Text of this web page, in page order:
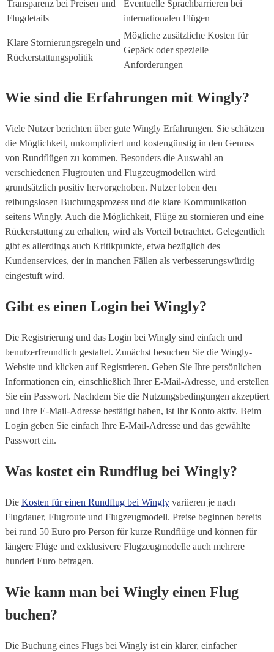
Transparenz bei Preisen und
Flugdetails
Eventuelle Sprachbarrieren bei
internationalen Flügen
Klare Stornierungsregeln und
Rückerstattungspolitik
Mögliche zusätzliche Kosten für
Gepäck oder spezielle
Anforderungen
Wie sind die Erfahrungen mit Wingly?
Viele Nutzer berichten über gute Wingly Erfahrungen. Sie schätzen
die Möglichkeit, unkompliziert und kostengünstig in den Genuss
von Rundflügen zu kommen. Besonders die Auswahl an
verschiedenen Flugrouten und Flugzeugmodellen wird
grundsätzlich positiv hervorgehoben. Nutzer loben den
reibungslosen Buchungsprozess und die klare Kommunikation
seitens Wingly. Auch die Möglichkeit, Flüge zu stornieren und eine
Rückerstattung zu erhalten, wird als Vorteil betrachtet. Gelegentlich
gibt es allerdings auch Kritikpunkte, etwa bezüglich des
Kundenservices, der in manchen Fällen als verbesserungswürdig
eingestuft wird.
Gibt es einen Login bei Wingly?
Die Registrierung und das Login bei Wingly sind einfach und
benutzerfreundlich gestaltet. Zunächst besuchen Sie die Wingly-
Website und klicken auf Registrieren. Geben Sie Ihre persönlichen
Informationen ein, einschließlich Ihrer E-Mail-Adresse, und erstellen
Sie ein Passwort. Nachdem Sie die Nutzungsbedingungen akzeptiert
und Ihre E-Mail-Adresse bestätigt haben, ist Ihr Konto aktiv. Beim
Login geben Sie einfach Ihre E-Mail-Adresse und das gewählte
Passwort ein.
Was kostet ein Rundflug bei Wingly?
Die Kosten für einen Rundflug bei Wingly variieren je nach
Flugdauer, Flugroute und Flugzeugmodell. Preise beginnen bereits
bei rund 50 Euro pro Person für kurze Rundflüge und können für
längere Flüge und exklusivere Flugzeugmodelle auch mehrere
hundert Euro betragen.
Wie kann man bei Wingly einen Flug
buchen?
Die Buchung eines Flugs bei Wingly ist ein klarer, einfacher